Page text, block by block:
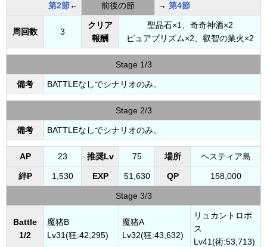
第2節← 前後の節 → 第4節
周回数 3
クリア
報酬
聖晶石×1、奇奇神酒×2
ピュアプリズム×2、叡智の業火×2
Stage 1/3
備考 BATTLEなしでシナリオのみ。
Stage 2/3
備考 BATTLEなしでシナリオのみ。
AP 23 推奨Lv 75 場所 ヘスティア島
絆P 1,530 EXP 51,630 QP 158,000
Stage 3/3
Battle
1/2
魔猪B
Lv31(狂:42,295)
魔猪A
Lv32(狂:43,632)
リュカントロポ
ス
Lv41(術:53,713)